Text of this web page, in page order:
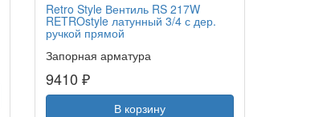
Retro Style Вентиль RS 217W
RETROstyle латунный 3/4 с дер.
ручкой прямой
Запорная арматура
9410 ₽
В корзину